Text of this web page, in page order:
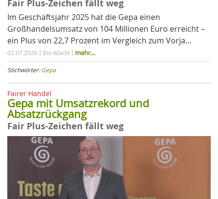
Fair Plus-Zeichen fällt weg
Im Geschäftsjahr 2025 hat die Gepa einen
Großhandelsumsatz von 104 Millionen Euro erreicht –
ein Plus von 22,7 Prozent im Vergleich zum Vorja...
02.07.2026 Bio-Markt mehr...
Stichwörter:Gepa
Fairer Handel
Gepa mit Umsatzrekord und
Absatzrückgang
Fair Plus-Zeichen fällt weg